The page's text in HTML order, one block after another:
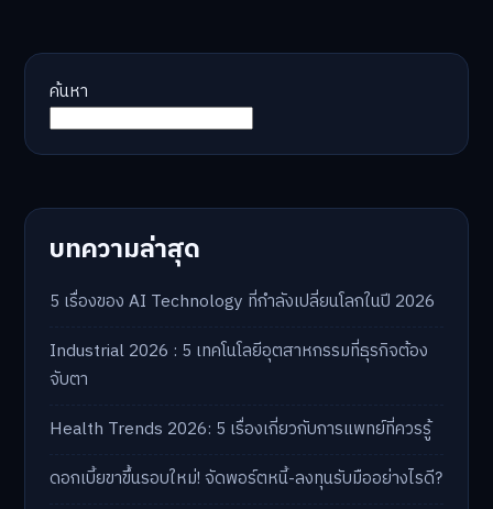
ค้นหา
บทความล่าสุด
5 เรื่องของ AI Technology ที่กำลังเปลี่ยนโลกในปี 2026
Industrial 2026 : 5 เทคโนโลยีอุตสาหกรรมที่ธุรกิจต้อง
จับตา
Health Trends 2026: 5 เรื่องเกี่ยวกับการแพทย์ที่ควรรู้
ดอกเบี้ยขาขึ้นรอบใหม่! จัดพอร์ตหนี้-ลงทุนรับมืออย่างไรดี?